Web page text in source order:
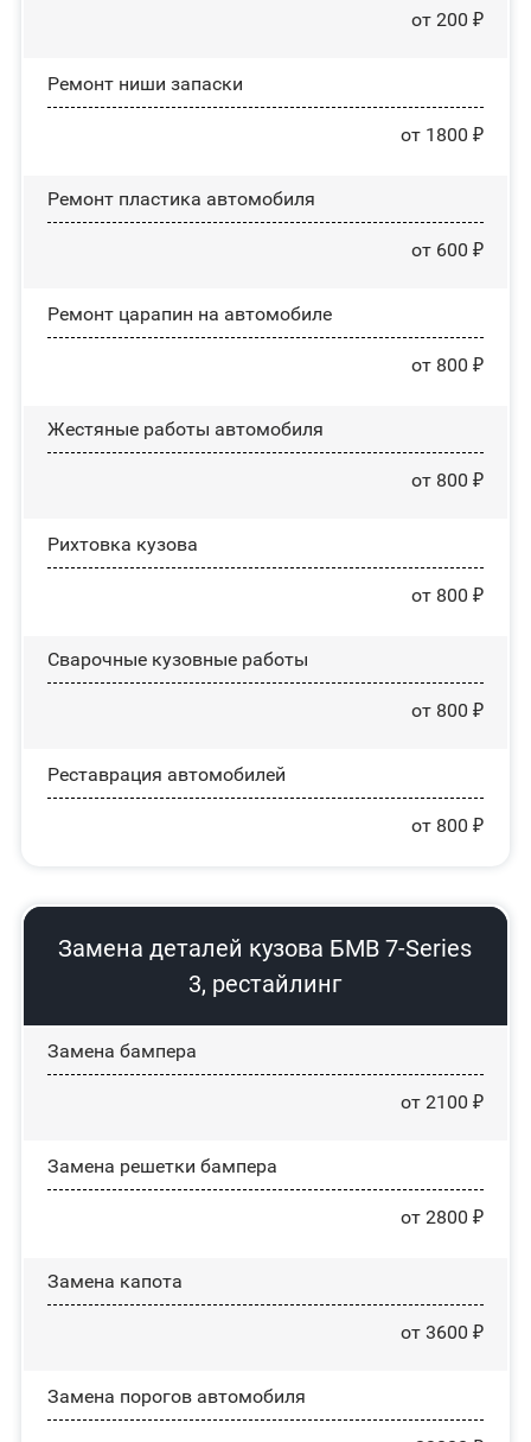
от 200 ₽
Ремонт ниши запаски
от 1800 ₽
Ремонт пластика автомобиля
от 600 ₽
Ремонт царапин на автомобиле
от 800 ₽
Жестяные работы автомобиля
от 800 ₽
Рихтовка кузова
от 800 ₽
Сварочные кузовные работы
от 800 ₽
Реставрация автомобилей
от 800 ₽
Замена деталей кузова БМВ 7-Series
3, рестайлинг
Замена бампера
от 2100 ₽
Замена решетки бампера
от 2800 ₽
Замена капота
от 3600 ₽
Замена порогов автомобиля